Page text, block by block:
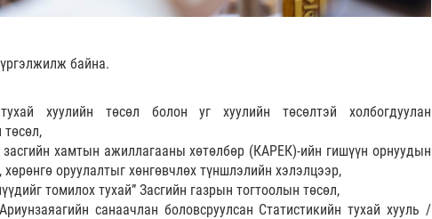
байна.
хуулийн төсөл болон уг хуулийн төсөлтэй холбогдуулан
төсөл,
засгийн хамтын ажиллагааны хөтөлбөр (КАРЕК)-ийн гишүүн орнуудын
оруулалтыг хөнгөвчлөх түншлэлийн хэлэлцээр,
томилох тухай” Засгийн газрын тогтоолын төсөл,
санаачлан боловсруулсан Статистикийн тухай хууль /